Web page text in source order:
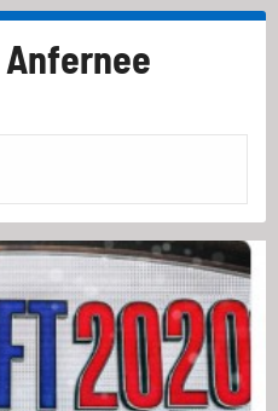
Anfernee